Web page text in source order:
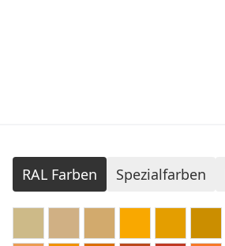
RAL Farben Spezialfarben